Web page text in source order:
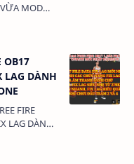
MOD
OB17
LAG DÀNH
LAG DÀNH